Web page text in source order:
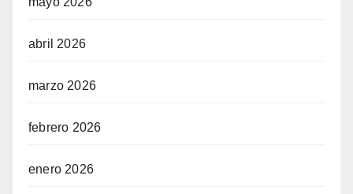
abril 2026
marzo 2026
febrero 2026
enero 2026